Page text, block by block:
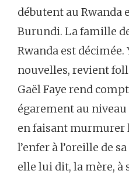
débutent au Rwanda
Burundi. La famille
Rwanda est
nouvelles, revient
Gaël Faye rend
égarement au
en faisant murmurer
l’enfer à l’oreille de
elle lui dit, la mère, à